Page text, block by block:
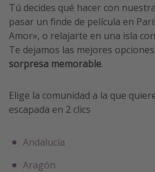
Tú decides qué hacer con
pasar un finde de película en
Amor», o relajarte en una isla
Te dejamos las mejores
sorpresa memorable.
Elige la comunidad a la que
escapada en 2 clics
Andalucía
Aragón